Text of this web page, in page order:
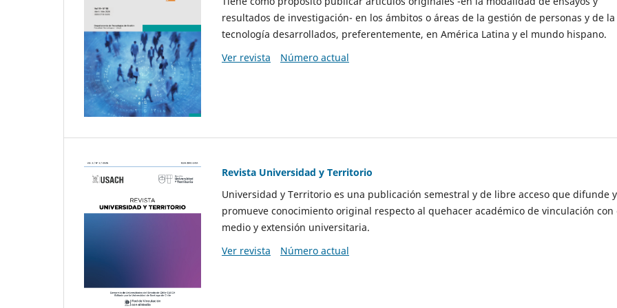
resultados de investigación- en los ámbitos o áreas de la gestión de personas y de la
tecnología desarrollados, preferentemente, en América Latina y el mundo hispano.
Ver revista
Número actual
Revista Universidad y Territorio
Universidad y Territorio es una publicación semestral y de libre acceso que difunde y
promueve conocimiento original respecto al quehacer académico de vinculación con
medio y extensión universitaria.
Ver revista
Número actual